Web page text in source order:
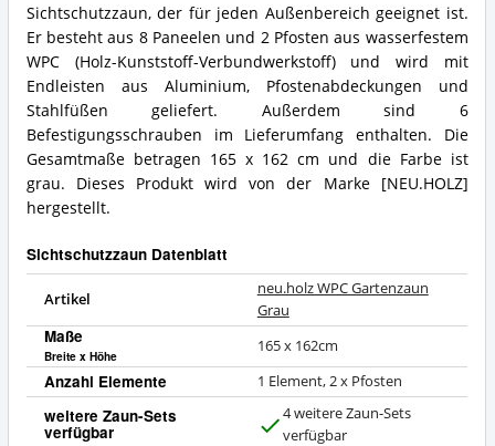
Sichtschutzzaun, der für jeden Außenbereich geeignet ist.
Er besteht aus 8 Paneelen und 2 Pfosten aus wasserfestem
WPC (Holz-Kunststoff-Verbundwerkstoff) und wird mit
Endleisten aus Aluminium, Pfostenabdeckungen und
Stahlfüßen geliefert. Außerdem sind 6
Befestigungsschrauben im Lieferumfang enthalten. Die
Gesamtmaße betragen 165 x 162 cm und die Farbe ist
grau. Dieses Produkt wird von der Marke [NEU.HOLZ]
hergestellt.
Sichtschutzzaun Datenblatt
Artikel
neu.holz WPC Gartenzaun
Grau
Maße
Breite x Höhe
165 x 162cm
Anzahl Elemente 1 Element, 2 x Pfosten
weitere Zaun-Sets
verfügbar
4 weitere Zaun-Sets
verfügbar